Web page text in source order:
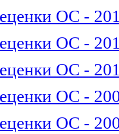
ОС -
ОС -
ОС -
ОС -
ОС -